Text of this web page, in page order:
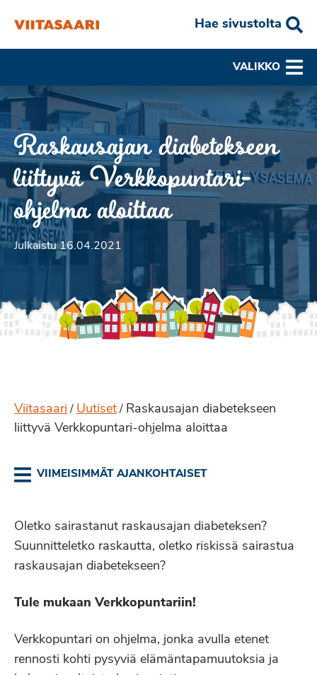
Hae sivustolta
VALIKKO
Raskausajan diabetekseen
liittyvä Verkkopuntari-
ohjelma aloittaa
Julkaistu 16.04.2021
Viitasaari / Uutiset / Raskausajan diabetekseen
liittyvä Verkkopuntari-ohjelma aloittaa
VIIMEISIMMÄT AJANKOHTAISET
Oletko sairastanut raskausajan diabeteksen?
Suunnitteletko raskautta, oletko riskissä sairastua
raskausajan diabetekseen?
Tule mukaan Verkkopuntariin!
Verkkopuntari on ohjelma, jonka avulla etenet
rennosti kohti pysyviä elämäntapamuutoksia ja